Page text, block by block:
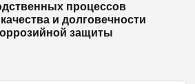
процессов
и долговечности
защиты